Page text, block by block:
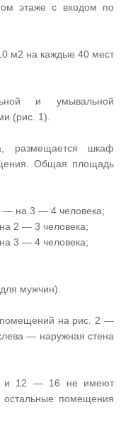
этаже с входом по
м2 на каждые 40 мест
и умывальной
(рис. 1).
размещается шкаф
Общая площадь
— на 3 — 4 человека;
2 — 3 человека;
3 — 4 человека;
мужчин).
помещений на рис. 2 —
— наружная стена
и 12 — 16 не имеют
остальные помещения